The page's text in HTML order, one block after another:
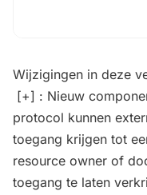
Wijzigingen in deze
[+] : Nieuw
protocol kunnen
toegang krijgen tot
resource owner of
toegang te laten